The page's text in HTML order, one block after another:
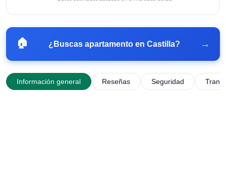
🏠 ¿Buscas apartamento en Castilla? →
Información general Reseñas Seguridad